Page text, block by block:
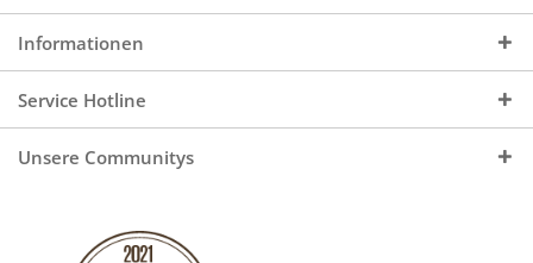
Informationen
Service Hotline
Unsere Communitys